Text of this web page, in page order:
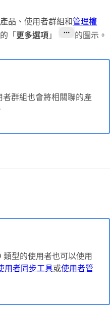
品、使用者群組和管理權
「更多選項」 的圖示。
者群組也會將相關聯的產
型的使用者也可以使用
用者同步工具或使用者管